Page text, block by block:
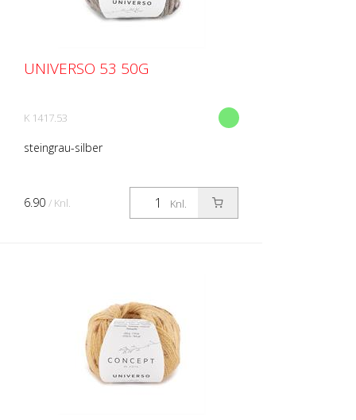
UNIVERSO 53 50G
K 1417.53
steingrau-silber
Knl.
6.90 / Knl.